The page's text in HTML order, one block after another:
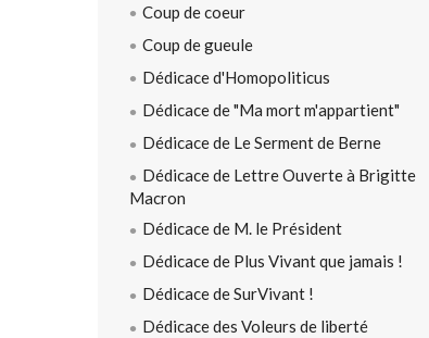
Coup de coeur
Coup de gueule
Dédicace d'Homopoliticus
Dédicace de "Ma mort m'appartient"
Dédicace de Le Serment de Berne
Dédicace de Lettre Ouverte à Brigitte
Macron
Dédicace de M. le Président
Dédicace de Plus Vivant que jamais !
Dédicace de SurVivant !
Dédicace des Voleurs de liberté